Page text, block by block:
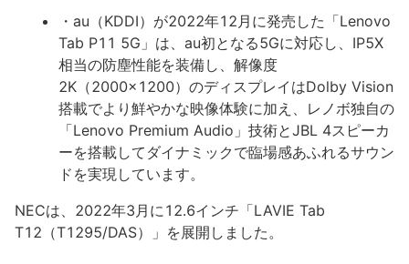
・au（KDDI）が2022年12月に発売した「Lenovo
Tab P11 5G」は、au初となる5Gに対応し、IP5X
相当の防塵性能を装備し、解像度
2K（2000x1200）のディスプレイはDolby Vision
搭載でより鮮やかな映像体験に加え、レノボ独自の
「Lenovo Premium Audio」技術とJBL 4スピーカ
ーを搭載してダイナミックで臨場感あふれるサウン
ドを実現しています。
NECは、2022年3月に12.6インチ「LAVIE Tab
T12（T1295/DAS）」を展開しました。